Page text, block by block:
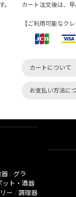
。
カート注文後は、
【ご利用可能なク
カートについて
お支払い方法に
器 / グラ
ット・酒器
ー / 調理器